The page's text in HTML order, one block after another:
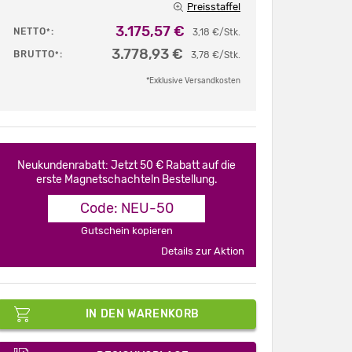
Preisstaffel
NETTO*: 3,18 €/Stk.
3.175,57 €
BRUTTO*: 3,78 €/Stk.
3.778,93 €
*Exklusive Versandkosten
Neukundenrabatt: Jetzt 50 € Rabatt auf die
erste Magnetschachteln Bestellung.
Code: NEU-50
Gutschein kopieren
Details zur Aktion
IN DEN WARENKORB